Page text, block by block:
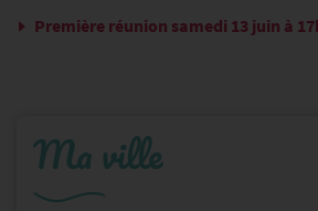
Première réunion samedi 13 juin à
Ma ville